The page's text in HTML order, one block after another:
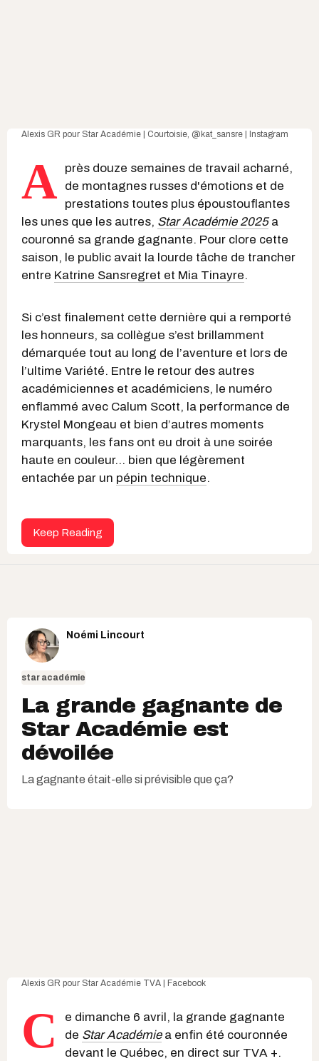
Alexis GR pour Star Académie | Courtoisie, @kat_sansre | Instagram
A
près douze semaines de travail acharné,
de montagnes russes d'émotions et de
prestations toutes plus époustouflantes
les unes que les autres, Star Académie 2025 a
couronné sa grande gagnante. Pour clore cette
saison, le public avait la lourde tâche de trancher
entre Katrine Sansregret et Mia Tinayre.
Si c’est finalement cette dernière qui a remporté
les honneurs, sa collègue s’est brillamment
démarquée tout au long de l’aventure et lors de
l’ultime Variété. Entre le retour des autres
académiciennes et académiciens, le numéro
enflammé avec Calum Scott, la performance de
Krystel Mongeau et bien d’autres moments
marquants, les fans ont eu droit à une soirée
haute en couleur… bien que légèrement
entachée par un pépin technique.
Keep Reading
Noémi Lincourt
star académie
La grande gagnante de
Star Académie est
dévoilée
La gagnante était-elle si prévisible que ça?
Alexis GR pour Star Académie TVA | Facebook
C
e dimanche 6 avril, la grande gagnante
de Star Académiea enfin été couronnée
devant le Québec, en direct sur TVA +.